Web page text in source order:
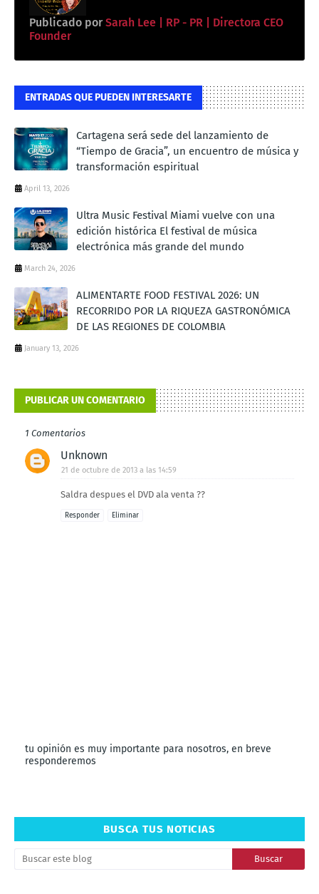
Publicado por Sarah Lee | RP - PR | Directora CEO
Founder
ENTRADAS QUE PUEDEN INTERESARTE
Cartagena será sede del lanzamiento de
“Tiempo de Gracia”, un encuentro de música y
transformación espiritual
April 13, 2026
Ultra Music Festival Miami vuelve con una
edición histórica El festival de música
electrónica más grande del mundo
March 24, 2026
ALIMENTARTE FOOD FESTIVAL 2026: UN
RECORRIDO POR LA RIQUEZA GASTRONÓMICA
DE LAS REGIONES DE COLOMBIA
January 13, 2026
PUBLICAR UN COMENTARIO
1 Comentarios
Unknown
21 de octubre de 2013 a las 14:59
Saldra despues el DVD ala venta ??
Responder Eliminar
tu opinión es muy importante para nosotros, en breve
responderemos
BUSCA TUS NOTICIAS